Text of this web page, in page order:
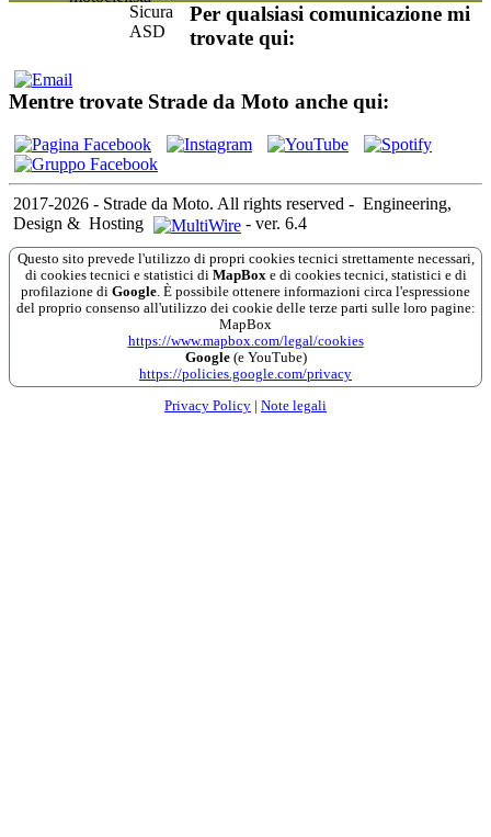
Per qualsiasi comunicazione mi
trovate qui:
Mentre trovate Strade da Moto anche qui:
2017-2026 - Strade da Moto. All rights reserved - Engineering,
Design & Hosting - ver. 6.4
Questo sito prevede l'utilizzo di propri cookies tecnici strettamente necessari,
di cookies tecnici e statistici di MapBox e di cookies tecnici, statistici e di
profilazione di Google . È possibile ottenere informazioni circa l'espressione
del proprio consenso all'utilizzo dei cookie delle terze parti sulle loro pagine:
MapBox
https://www.mapbox.com/legal/cookies
Google(e YouTube)
https://policies.google.com/privacy
Privacy Policy | Note legali